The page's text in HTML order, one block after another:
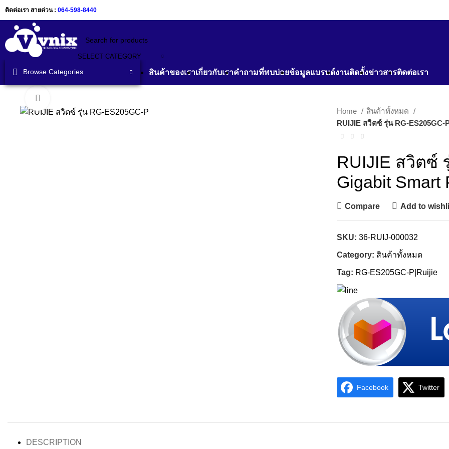
ติดต่อเรา สายด่วน : 064-598-8440
SELECT CATEGORY
Browse Categories สินค้าของเราเกี่ยวกับเราคำถามที่พบบ่อยข้อมูลแบรนด์งานติดตั้งข่าวสารติดต่อเรา
Home
สินค้าทั้งหมด
RUIJIE สวิตซ์ รุ่น RG-
RUIJIE สวิตซ์
Gigabit Smart
Compare Add to
SKU: 36-RUIJ-000032
Category: สินค้าทั้งหมด
Tag: RG-ES205GC-P|Ruijie
Facebook Twitter
DESCRIPTION